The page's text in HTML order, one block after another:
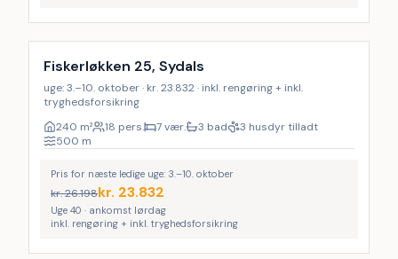
Inkl. rengøring
Fiskerløkken 25, Sydals
uge: 3.–10. oktober · kr. 23.832 · inkl. rengøring + inkl.
tryghedsforsikring
240 m² 18 pers. 7 vær. 3 bad
3 husdyr tilladt
500 m
Pris for næste ledige uge: 3.–10. oktober
kr.26.198kr. 23.832
Uge 40 · ankomst lørdag
inkl. rengøring + inkl. tryghedsforsikring
Inkl. rengøring